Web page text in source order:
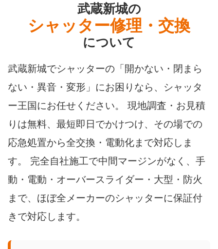
武蔵新城の
シャッター修理・交換
について
武蔵新城でシャッターの「開かない・閉まら
ない・異音・変形」にお困りなら、シャッタ
ー王国にお任せください。 現地調査・お見積
りは無料、最短即日でかけつけ、その場での
応急処置から全交換・電動化まで対応しま
す。 完全自社施工で中間マージンがなく、手
動・電動・オーバースライダー・大型・防火
まで、ほぼ全メーカーのシャッターに保証付
きで対応します。